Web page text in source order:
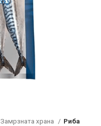
Замрзната храна Риба